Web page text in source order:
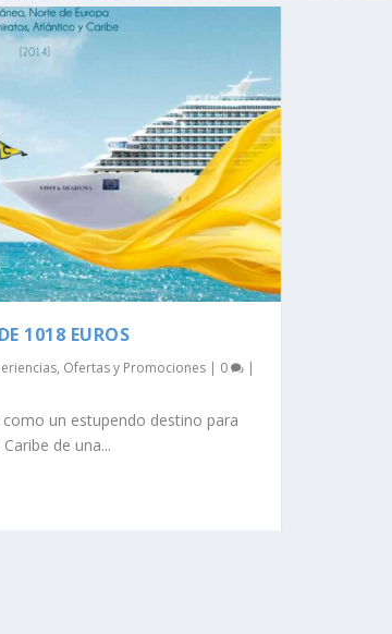
1018 EUROS
, Ofertas y Promociones | 0 |
un estupendo destino para
de una...